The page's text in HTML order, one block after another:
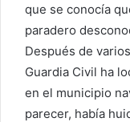
que se conocía
paradero
Después de
Guardia Civil ha
en el municipio
parecer, había